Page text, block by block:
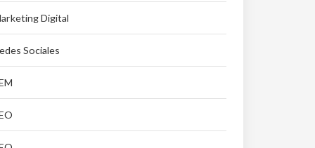
Digital
Sociales